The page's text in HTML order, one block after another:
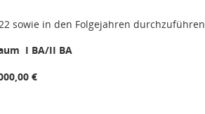
sowie in den Folgejahren durchzuführen
I BA/II BA
€